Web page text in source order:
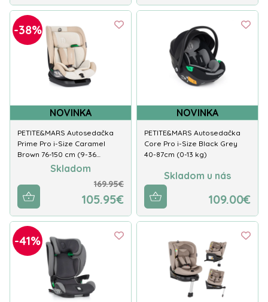
-38%
NOVINKA
PETITE&MARS Autosedačka
Prime Pro i-Size Caramel
Brown 76-150 cm (9-36…
Skladom
169.95€
105.95€
NOVINKA
PETITE&MARS Autosedačka
Core Pro i-Size Black Grey
40-87cm (0-13 kg)
Skladom u nás
109.00€
-41%